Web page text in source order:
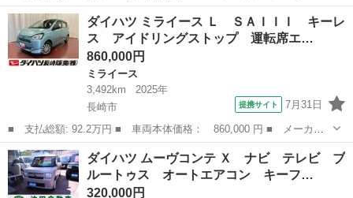
名： ダイハツ ■ 車種名： ハイゼットトラック ■ グレード
名： スタンダード マニュアル５速／エアコン／パワーステアリン
グ／三方開／車検整備...
長崎 長崎市 ハイゼット
ダイハツ ミライース Ｌ ＳＡＩＩＩ キーレ
ス アイドリングストップ 運転席エ…
860,000円
ミライース
3,492km
2025年
長崎市
提携サイト 7月31日
■ 支払総額: 92.2万円 ■ 車両本体価格： 860,000 円 ■ メーカー
名： ダイハツ ■ 車種名： ミライース ■ グレード名： Ｌ Ｓ
ＡＩＩＩ キーレス アイドリングストップ 運転席エアバッグ 助
手席エアバッ...
長崎 長崎市 ミライース
ダイハツ ムーヴコンテ Ｘ ナビ テレビ ブ
ルートゥス オートエアコン キーフ…
320,000円